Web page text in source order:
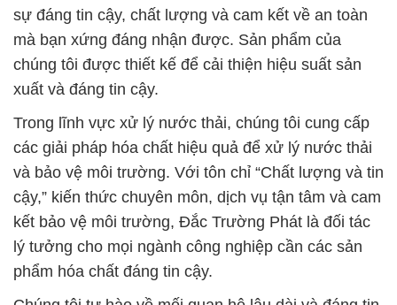
Trong lĩnh vực xử lý nước thải, chúng tôi cung cấp
các giải pháp hóa chất hiệu quả để xử lý nước thải
và bảo vệ môi trường. Với tôn chỉ “Chất lượng và tin
cậy,” kiến thức chuyên môn, dịch vụ tận tâm và cam
kết bảo vệ môi trường, Đắc Trường Phát là đối tác
lý tưởng cho mọi ngành công nghiệp cần các sản
phẩm hóa chất đáng tin cậy.
Chúng tôi tự hào về mối quan hệ lâu dài và đáng tin
cậy với các khách hàng trong và ngoài nước. Hãy
để Công Ty Hóa Chất Đắc Trường Phát trở thành
đối tác đáng tin cậy của bạn trong việc đảm bảo
nguồn cung ứng hóa chất cho mọi nhu cầu của bạn.